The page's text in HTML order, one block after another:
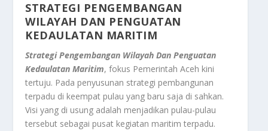
STRATEGI PENGEMBANGAN
WILAYAH DAN PENGUATAN
KEDAULATAN MARITIM
Strategi Pengembangan Wilayah Dan Penguatan
Kedaulatan Maritim, fokus Pemerintah Aceh kini
tertuju. Pada penyusunan strategi pembangunan
terpadu di keempat pulau yang baru saja di sahkan.
Visi yang di usung adalah menjadikan pulau-pulau
tersebut sebagai pusat kegiatan maritim terpadu.